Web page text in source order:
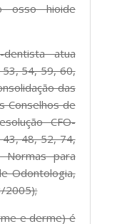
osso hioide
dentista atua
54, 59, 60,
das
Conselhos de
CFO-
48, 52, 74,
para
Odontologia,
2005);
e derme) é